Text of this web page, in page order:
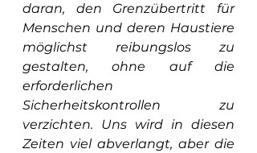
daran, den Grenzübertritt für
Menschen und deren Haustiere
möglichst reibungslos zu
gestalten, ohne auf die
erforderlichen
Sicherheitskontrollen zu
verzichten. Uns wird in diesen
Zeiten viel abverlangt, aber die